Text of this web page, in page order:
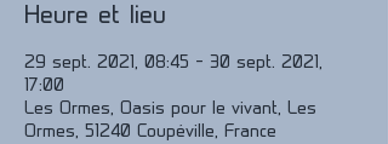
Heure et lieu
29 sept. 2021, 08:45 – 30 sept. 2021,
17:00
Les Ormes, Oasis pour le vivant, Les
Ormes, 51240 Coupéville, France